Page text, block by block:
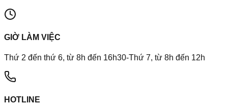
GIỜ LÀM VIỆC
Thứ 2 đến thứ 6, từ 8h đến 16h30-Thứ 7, từ 8h đến 12h
HOTLINE